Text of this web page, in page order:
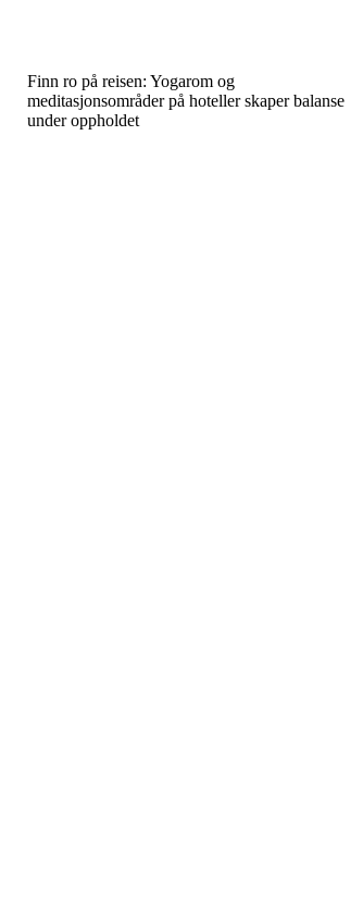
Finn ro på reisen: Yogarom og
meditasjonsområder på hoteller skaper balanse
under oppholdet